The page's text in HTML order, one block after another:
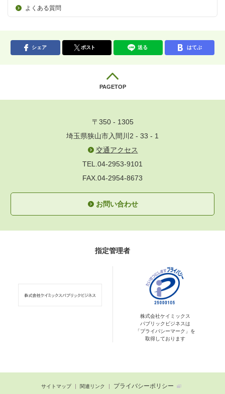
よくある質問
シェア ポスト 送る はてぶ
PAGETOP
〒350 - 1305
埼玉県狭山市入間川2 - 33 - 1
交通アクセス
TEL.04-2953-9101
FAX.04-2954-8673
お問い合わせ
指定管理者
株式会社ケイミックス
パブリックビジネスは
「プライバシーマーク」を
取得しております
サイトマップ 関連リンク プライバシーポリシー